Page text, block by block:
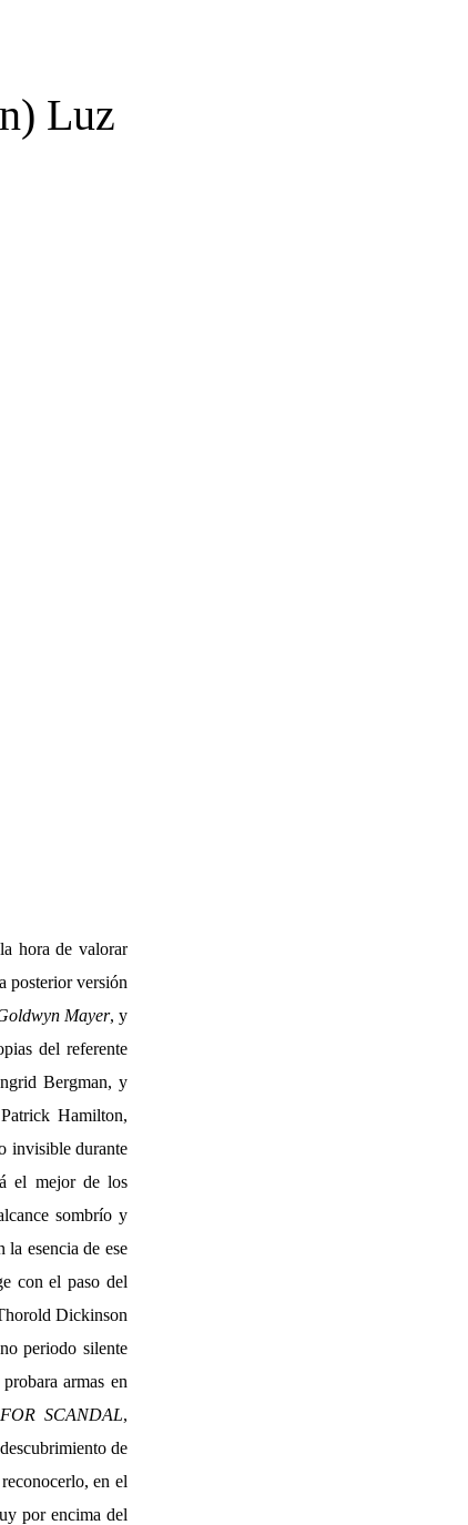
Luz
hora de valorar
posterior versión
Mayer, y
del referente
Bergman, y
Hamilton,
invisible durante
el mejor de los
sombrío y
la esencia de ese
con el paso del
Dickinson
periodo silente
armas en
SCANDAL,
de
en el
por encima del